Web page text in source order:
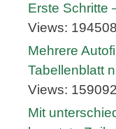
Erste Schritte
Views: 194508
Mehrere
Tabellenblatt
Views: 159092
Mit